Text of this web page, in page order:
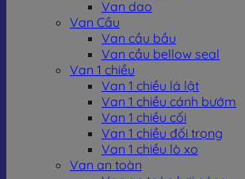
Van dao
Van Cầu
Van cầu bầu
Van cầu bellow seal
Van 1 chiều
Van 1 chiều lá lật
Van 1 chiều cánh bướm
Van 1 chiều cối
Van 1 chiều đối trọng
Van 1 chiều lò xo
Van an toàn